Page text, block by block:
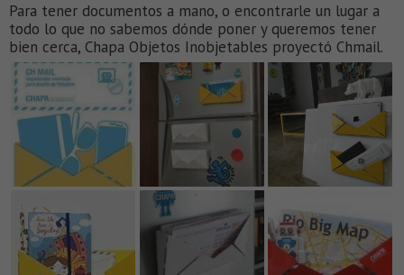
Para tener documentos a mano, o encontrarle un lugar a
todo lo que no sabemos dónde poner y queremos tener
bien cerca, Chapa Objetos Inobjetables proyectó Chmail.